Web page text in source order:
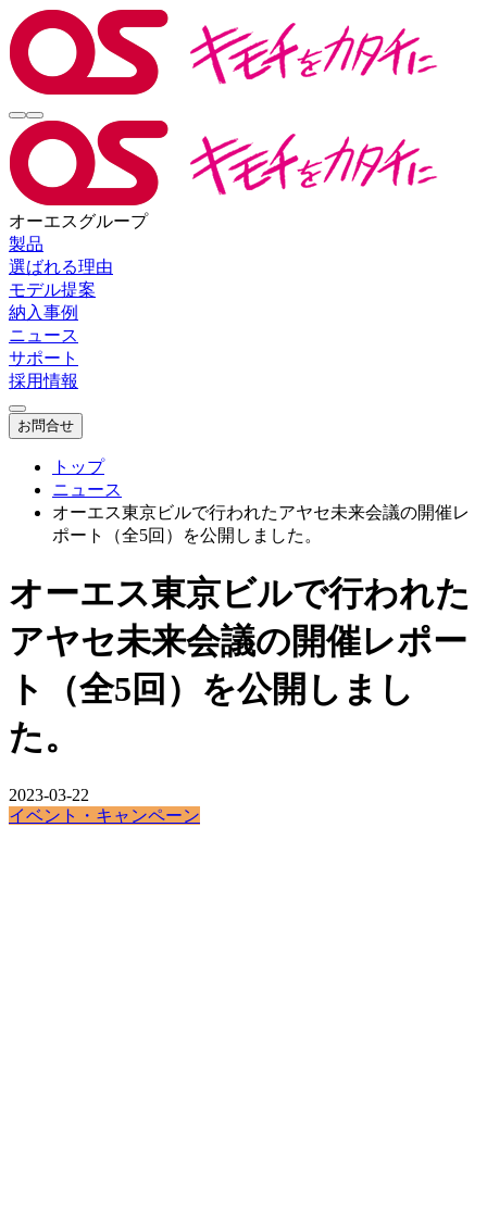
オーエスグループ
製品
選ばれる理由
モデル提案
納入事例
ニュース
サポート
採用情報
お問合せ
トップ
ニュース
オーエス東京ビルで行われたアヤセ未来会議の開催レ
ポート（全5回）を公開しました。
オーエス東京ビルで行われた
アヤセ未来会議の開催レポー
ト（全5回）を公開しまし
た。
2023-03-22
イベント・キャンペーン